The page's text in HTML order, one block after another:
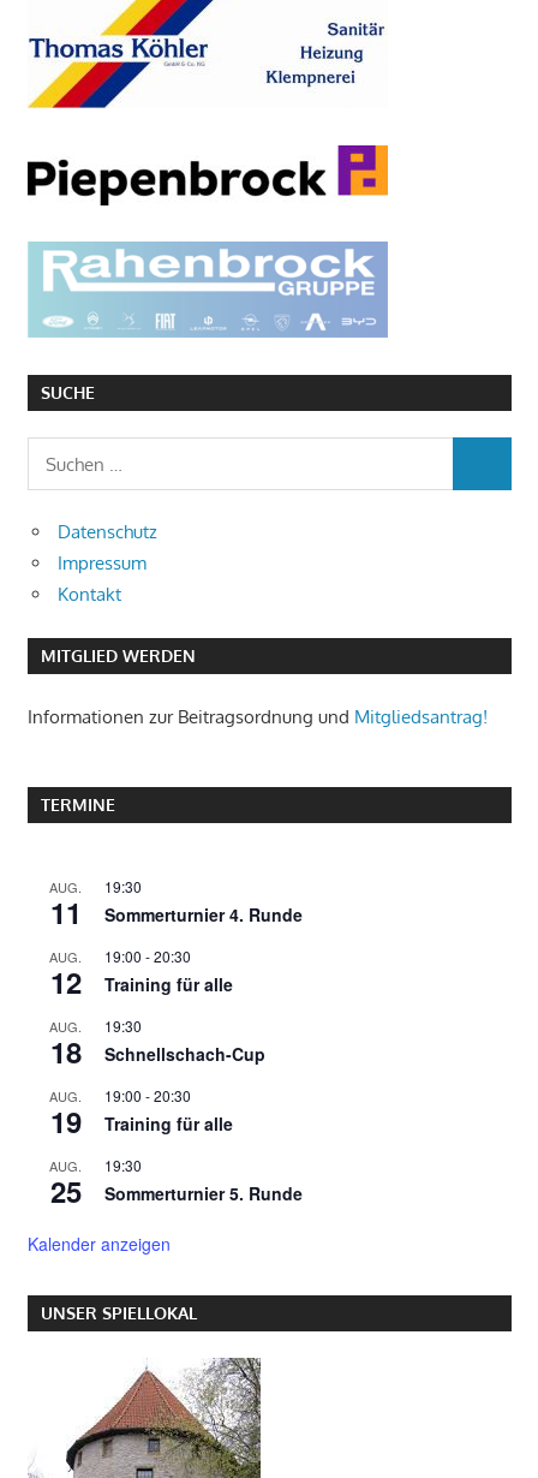
SUCHE
Datenschutz
Impressum
Kontakt
MITGLIED WERDEN
Informationen zur Beitragsordnung und Mitgliedsantrag!
TERMINE
AUG.
11
19:30
Sommerturnier 4. Runde
AUG.
12
19:00 -20:30
Training für alle
AUG.
18
19:30
Schnellschach-Cup
AUG.
19
19:00 -20:30
Training für alle
AUG.
25
19:30
Sommerturnier 5. Runde
Kalender anzeigen
UNSER SPIELLOKAL